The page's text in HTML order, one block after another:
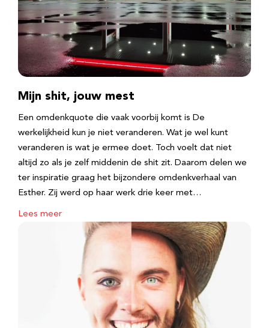
Mijn shit, jouw mest
Een omdenkquote die vaak voorbij komt is De
werkelijkheid kun je niet veranderen. Wat je wel kunt
veranderen is wat je ermee doet. Toch voelt dat niet
altijd zo als je zelf middenin de shit zit. Daarom delen we
ter inspiratie graag het bijzondere omdenkverhaal van
Esther. Zij werd op haar werk drie keer met…
Lees meer